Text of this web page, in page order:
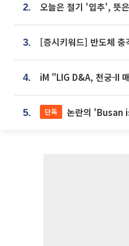
2. 오늘은 절기 '입추', 뜻
3.
4.
5. 단독 논란의 'Busan is Good'…8